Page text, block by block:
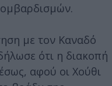
με τον Καναδό
ότι η διακοπή
αφού οι Χούθι